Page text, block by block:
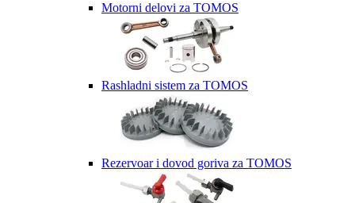
Motorni delovi za TOMOS
Rashladni sistem za TOMOS
Rezervoar i dovod goriva za TOMOS